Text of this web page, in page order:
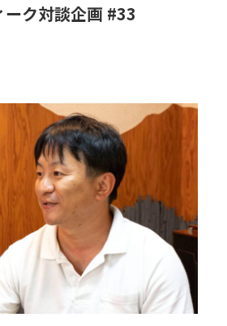
ク対談企画 #33